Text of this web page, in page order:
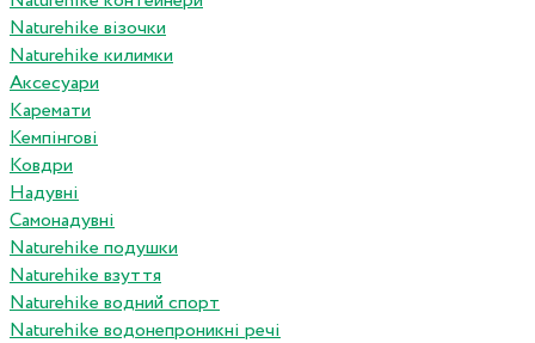
Naturehike візочки
Naturehike килимки
Аксесуари
Каремати
Кемпінгові
Ковдри
Надувні
Самонадувні
Naturehike подушки
Naturehike взуття
Naturehike водний спорт
Naturehike водонепроникні речі